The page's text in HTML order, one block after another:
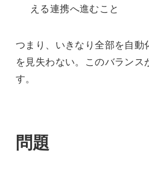
える連携へ進むこと
つまり、いきなり全部を自
を見失わない。このバラン
す。
問題